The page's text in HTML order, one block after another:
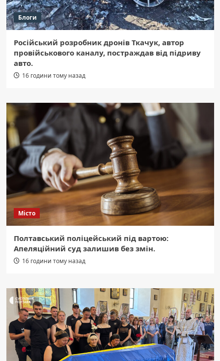
Блоги
Російський розробник дронів Ткачук, автор
провійськового каналу, постраждав від підриву
авто.
16 години тому назад
Місто
Полтавський поліцейський під вартою:
Апеляційний суд залишив без змін.
16 години тому назад